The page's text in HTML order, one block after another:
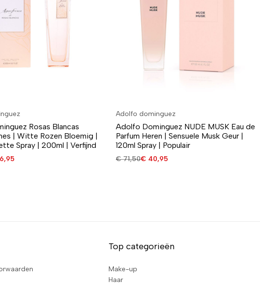
Rosas Blancas
| Witte Rozen Bloemig |
Spray | 200ml | Verfijnd
Adolfo dominguez
Adolfo Dominguez NUDE MUSK Eau de
Parfum Heren | Sensuele Musk Geur |
120ml Spray | Populair
€71,50€ 40,95
Top categorieën
Make-up
Haar